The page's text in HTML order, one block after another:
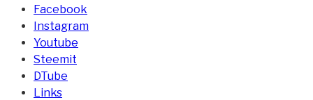
Facebook
Instagram
Youtube
Steemit
DTube
Links